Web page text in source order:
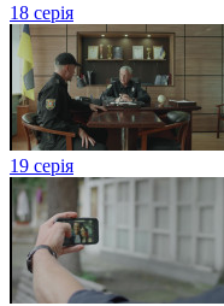
18 серія
19 серія